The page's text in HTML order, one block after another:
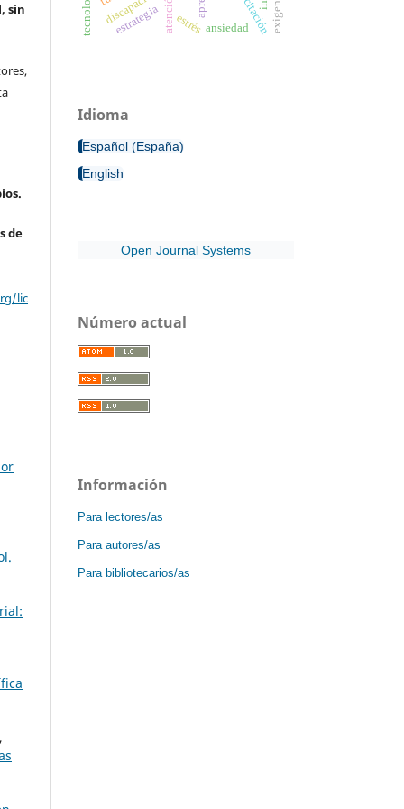
sin
de
lic
,
estrésansiedad
estrategia
Idioma
Español (España)
English
Open Journal Systems
Número actual
Información
Para lectores/as
Para autores/as
Para bibliotecarios/as